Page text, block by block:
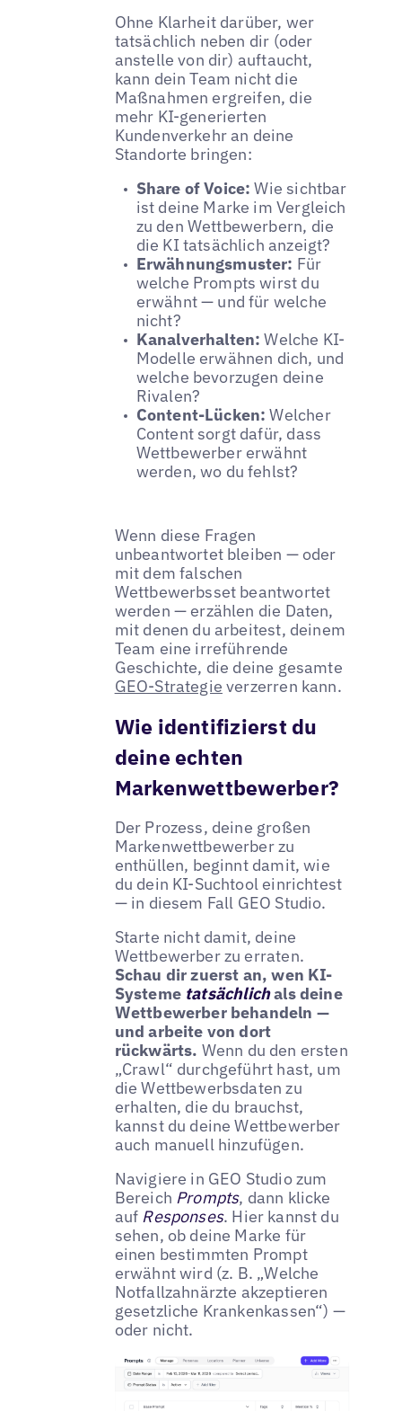
Ohne Klarheit darüber, wer
tatsächlich neben dir (oder
anstelle von dir) auftaucht,
kann dein Team nicht die
Maßnahmen ergreifen, die
mehr KI-generierten
Kundenverkehr an deine
Standorte bringen:
Share of Voice: Wie sichtbar
ist deine Marke im Vergleich
zu den Wettbewerbern, die
die KI tatsächlich anzeigt?
Erwähnungsmuster: Für
welche Prompts wirst du
erwähnt — und für welche
nicht?
Kanalverhalten: Welche KI-
Modelle erwähnen dich, und
welche bevorzugen deine
Rivalen?
Content-Lücken: Welcher
Content sorgt dafür, dass
Wettbewerber erwähnt
werden, wo du fehlst?
Wenn diese Fragen
unbeantwortet bleiben — oder
mit dem falschen
Wettbewerbsset beantwortet
werden — erzählen die Daten,
mit denen du arbeitest, deinem
Team eine irreführende
Geschichte, die deine gesamte
GEO-Strategie verzerren kann.
Wie identifizierst du
deine echten
Markenwettbewerber?
Der Prozess, deine großen
Markenwettbewerber zu
enthüllen, beginnt damit, wie
du dein KI-Suchtool einrichtest
— in diesem Fall GEO Studio.
Starte nicht damit, deine
Wettbewerber zu erraten.
Schau dir zuerst an, wen KI-
Systeme tatsächlichals deine
Wettbewerber behandeln —
und arbeite von dort
rückwärts. Wenn du den ersten
„Crawl“ durchgeführt hast, um
die Wettbewerbsdaten zu
erhalten, die du brauchst,
kannst du deine Wettbewerber
auch manuell hinzufügen.
Navigiere in GEO Studio zum
Bereich Prompts, dann klicke
auf Responses. Hier kannst du
sehen, ob deine Marke für
einen bestimmten Prompt
erwähnt wird (z. B. „Welche
Notfallzahnärzte akzeptieren
gesetzliche Krankenkassen“) —
oder nicht.